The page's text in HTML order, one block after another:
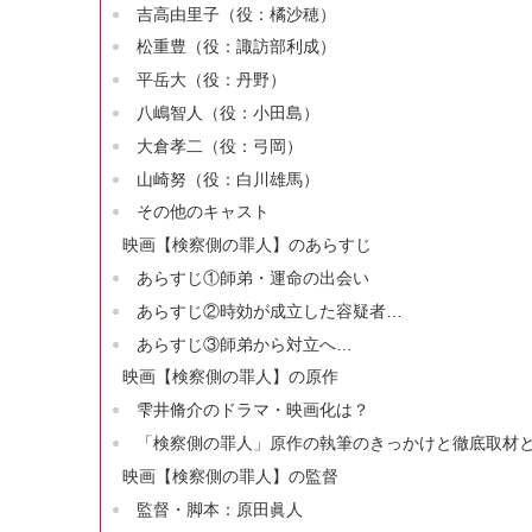
吉高由里子（役：橘沙穂）
松重豊（役：諏訪部利成）
平岳大（役：丹野）
八嶋智人（役：小田島）
大倉孝二（役：弓岡）
山崎努（役：白川雄馬）
その他のキャスト
映画【検察側の罪人】のあらすじ
あらすじ①師弟・運命の出会い
あらすじ②時効が成立した容疑者…
あらすじ③師弟から対立へ…
映画【検察側の罪人】の原作
雫井脩介のドラマ・映画化は？
「検察側の罪人」原作の執筆のきっかけと徹底取材
映画【検察側の罪人】の監督
監督・脚本：原田眞人